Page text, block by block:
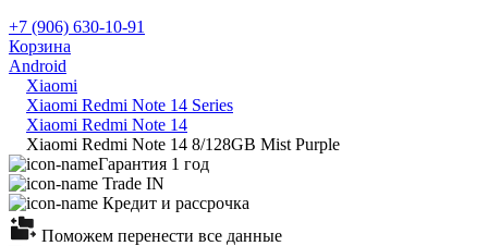
+7 (906) 630-10-91
Корзина
Android
Xiaomi
Xiaomi Redmi Note 14 Series
Xiaomi Redmi Note 14
Xiaomi Redmi Note 14 8/128GB Mist Purple
Гарантия 1 год
Trade IN
Кредит и рассрочка
Поможем перенести все данные